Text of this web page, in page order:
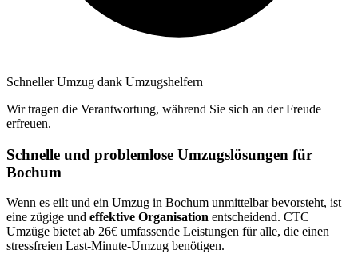
Schneller Umzug dank Umzugshelfern
Wir tragen die Verantwortung, während Sie sich an der Freude
erfreuen.
Schnelle und problemlose Umzugslösungen für
Bochum
Wenn es eilt und ein Umzug in Bochum unmittelbar bevorsteht, ist
eine zügige und effektive Organisation entscheidend. CTC
Umzüge bietet ab 26€ umfassende Leistungen für alle, die einen
stressfreien Last-Minute-Umzug benötigen.